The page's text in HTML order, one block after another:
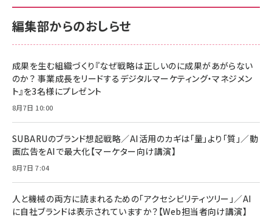
編集部からのおしらせ
成果を生む組織づくり『なぜ戦略は正しいのに成果があがらない
のか？ 事業成長をリードするデジタルマーケティング・マネジメン
ト』を3名様にプレゼント
8月7日 10:00
SUBARUのブランド想起戦略／AI活用のカギは「量」より「質」／動
画広告をAIで最大化【マーケター向け講演】
8月7日 7:04
人と機械の両方に読まれるための「アクセシビリティツリー」／AI
に自社ブランドは表示されていますか？【Web担当者向け講演】